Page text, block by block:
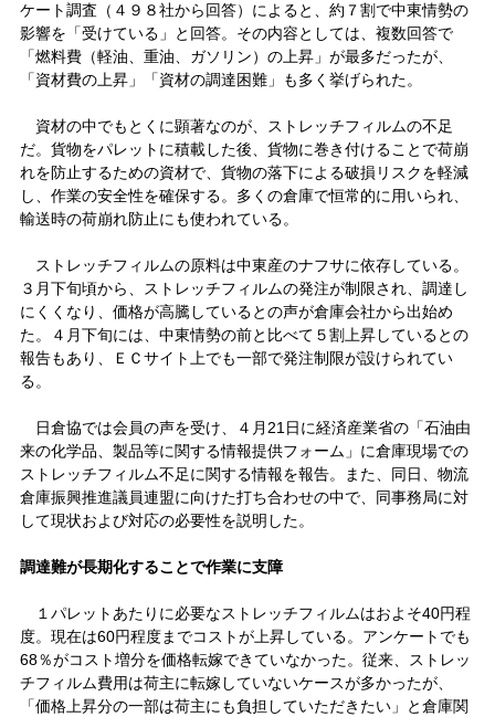
ケート調査（４９８社から回答）によると、約７割で中東情勢の
影響を「受けている」と回答。その内容としては、複数回答で
「燃料費（軽油、重油、ガソリン）の上昇」が最多だったが、
「資材費の上昇」「資材の調達困難」も多く挙げられた。
資材の中でもとくに顕著なのが、ストレッチフィルムの不足
だ。貨物をパレットに積載した後、貨物に巻き付けることで荷崩
れを防止するための資材で、貨物の落下による破損リスクを軽減
し、作業の安全性を確保する。多くの倉庫で恒常的に用いられ、
輸送時の荷崩れ防止にも使われている。
ストレッチフィルムの原料は中東産のナフサに依存している。
３月下旬頃から、ストレッチフィルムの発注が制限され、調達し
にくくなり、価格が高騰しているとの声が倉庫会社から出始め
た。４月下旬には、中東情勢の前と比べて５割上昇しているとの
報告もあり、ＥＣサイト上でも一部で発注制限が設けられてい
る。
日倉協では会員の声を受け、４月21日に経済産業省の「石油由
来の化学品、製品等に関する情報提供フォーム」に倉庫現場での
ストレッチフィルム不足に関する情報を報告。また、同日、物流
倉庫振興推進議員連盟に向けた打ち合わせの中で、同事務局に対
して現状および対応の必要性を説明した。
調達難が長期化することで作業に支障
１パレットあたりに必要なストレッチフィルムはおよそ40円程
度。現在は60円程度までコストが上昇している。アンケートでも
68％がコスト増分を価格転嫁できていなかった。従来、ストレッ
チフィルム費用は荷主に転嫁していないケースが多かったが、
「価格上昇分の一部は荷主にも負担していただきたい」と倉庫関